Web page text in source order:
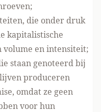
die onder druk
kapitalistische
volume en intensiteit;
staan genoteerd bij
produceren
omdat ze geen
voor hun